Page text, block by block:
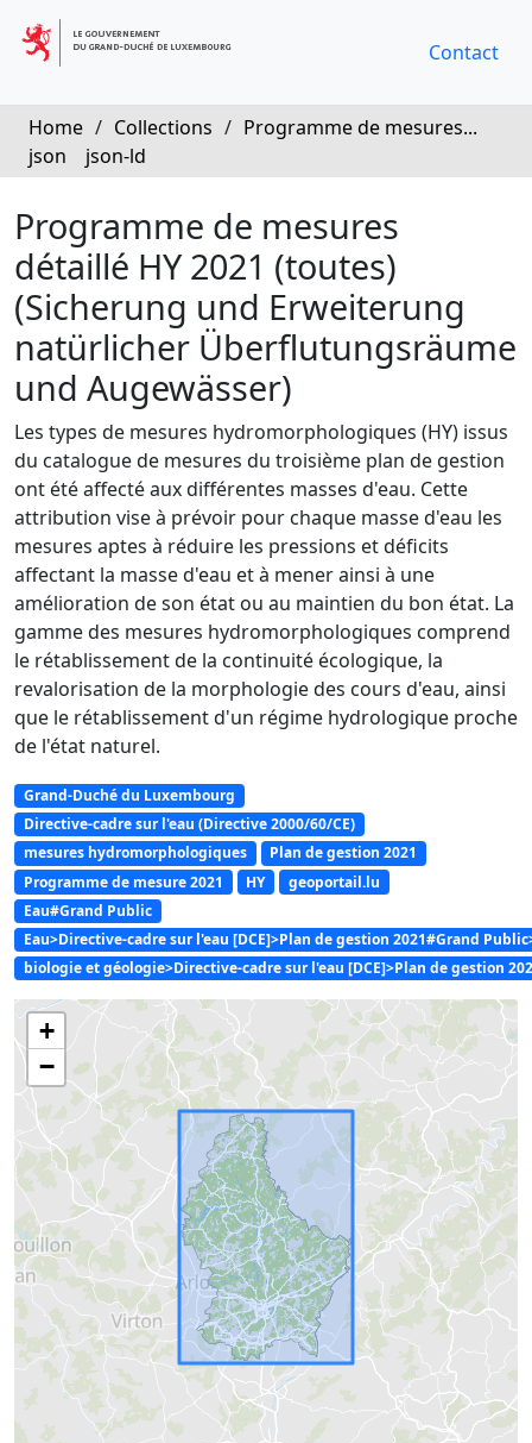
Contact
Home / Collections / Programme de mesures...
json
json-ld
Programme de mesures
détaillé HY 2021 (toutes)
(Sicherung und Erweiterung
natürlicher Überflutungsräume
und Augewässer)
Les types de mesures hydromorphologiques (HY) issus
du catalogue de mesures du troisième plan de gestion
ont été affecté aux différentes masses d'eau. Cette
attribution vise à prévoir pour chaque masse d'eau les
mesures aptes à réduire les pressions et déficits
affectant la masse d'eau et à mener ainsi à une
amélioration de son état ou au maintien du bon état. La
gamme des mesures hydromorphologiques comprend
le rétablissement de la continuité écologique, la
revalorisation de la morphologie des cours d'eau, ainsi
que le rétablissement d'un régime hydrologique proche
de l'état naturel.
Grand-Duché du Luxembourg
Directive-cadre sur l'eau (Directive 2000/60/CE)
mesures hydromorphologiques
Plan de gestion 2021
Programme de mesure 2021
HY
geoportail.lu
Eau#Grand Public
Eau>Directive-cadre sur l'eau [DCE]>Plan de gestion 2021#Grand
biologie et géologie>Directive-cadre sur l'eau [DCE]>Plan de gestion
+
−